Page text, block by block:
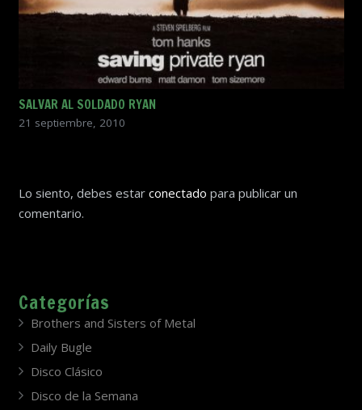
SALVAR AL SOLDADO RYAN
21 septiembre, 2010
Lo siento, debes estar conectado para publicar un
comentario.
Categorías
Brothers and Sisters of Metal
Daily Bugle
Disco Clásico
Disco de la Semana